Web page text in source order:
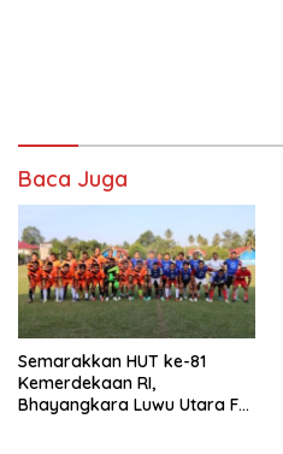
Baca Juga
Semarakkan HUT ke-81
Kemerdekaan RI,
Bhayangkara Luwu Utara FC